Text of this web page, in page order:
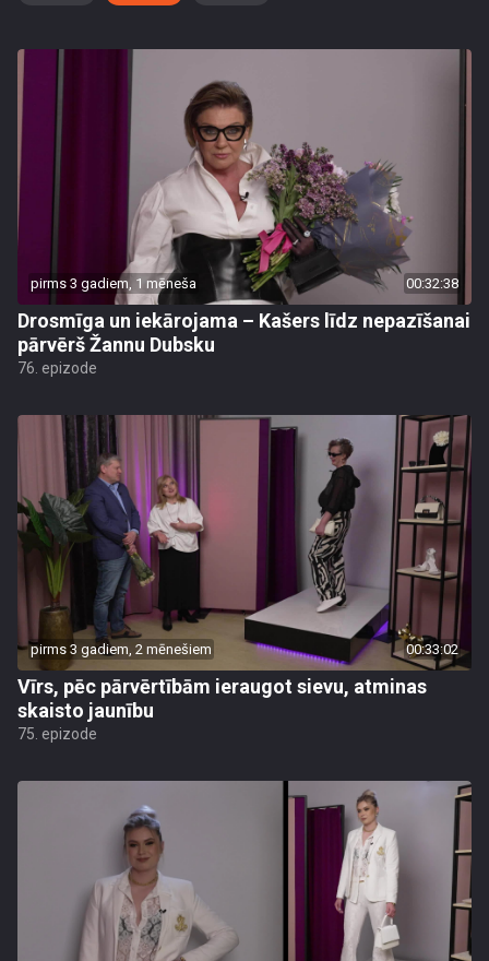
pirms 3 gadiem, 1 mēneša 00:32:38
Drosmīga un iekārojama – Kašers līdz nepazīšanai
pārvērš Žannu Dubsku
76. epizode
pirms 3 gadiem, 2 mēnešiem 00:33:02
Vīrs, pēc pārvērtībām ieraugot sievu, atminas
skaisto jaunību
75. epizode